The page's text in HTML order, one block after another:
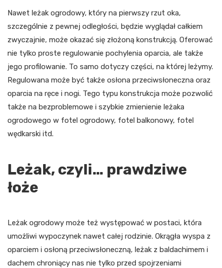
Nawet leżak ogrodowy, który na pierwszy rzut oka,
szczególnie z pewnej odległości, będzie wyglądał całkiem
zwyczajnie, może okazać się złożoną konstrukcją. Oferować
nie tylko proste regulowanie pochylenia oparcia, ale także
jego profilowanie. To samo dotyczy części, na której leżymy.
Regulowana może być także osłona przeciwsłoneczna oraz
oparcia na ręce i nogi. Tego typu konstrukcja może pozwolić
także na bezproblemowe i szybkie zmienienie leżaka
ogrodowego w fotel ogrodowy, fotel balkonowy, fotel
wędkarski itd.
Leżak, czyli… prawdziwe
łoże
Leżak ogrodowy może też występować w postaci, która
umożliwi wypoczynek nawet całej rodzinie. Okrągła wyspa z
oparciem i osłoną przeciwsłoneczną, leżak z baldachimem i
dachem chroniący nas nie tylko przed spojrzeniami